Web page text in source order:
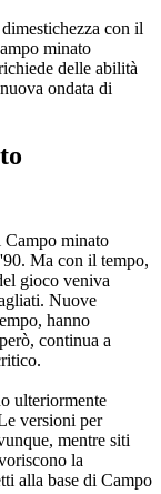
con il
minato
delle abilità
ondata di
minato
Ma con il tempo,
gioco veniva
Nuove
hanno
continua a
ulteriormente
versioni per
mentre siti
la
alla base di Campo